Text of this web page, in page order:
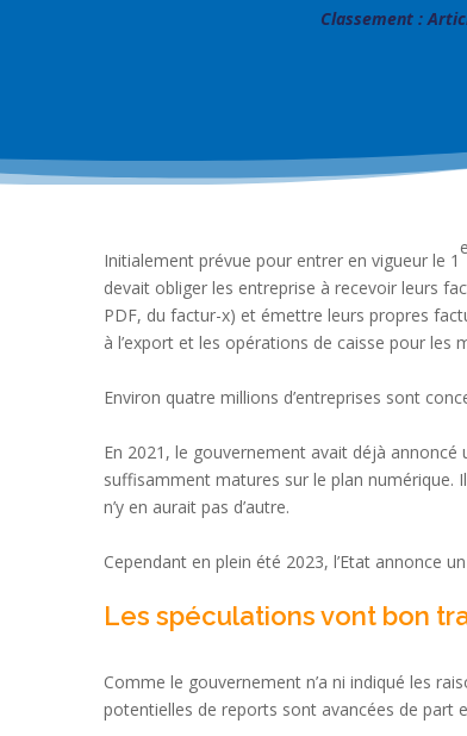
Classement :
Initialement prévue pour entrer en vigueur le 1
devait obliger les entreprise à recevoir leurs
PDF, du factur-x) et émettre leurs propres
à l’export et les opérations de caisse pour les
Environ quatre millions d’entreprises sont
En 2021, le gouvernement avait déjà
suffisamment matures sur le plan numérique.
n’y en aurait pas d’autre.
Cependant en plein été 2023, l’Etat annonce
Les spéculations vont bon
Comme le gouvernement n’a ni indiqué les
potentielles de reports sont avancées de part